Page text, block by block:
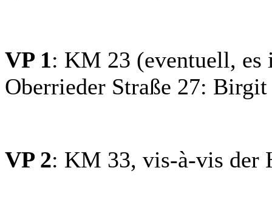
VP 1: KM 23 (eventuell,
Oberrieder Straße 27:
VP 2: KM 33, vis-à-vis